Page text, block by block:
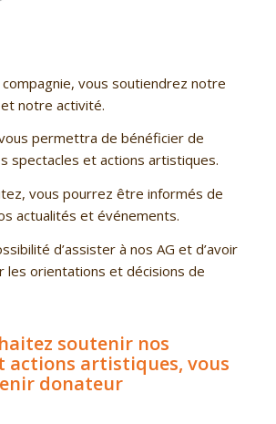
compagnie, vous soutiendrez notre
notre activité.
permettra de bénéficier de
spectacles et actions artistiques.
vous pourrez être informés de
actualités et événements.
d’assister à nos AG et d’avoir
les orientations et décisions de
soutenir nos
actions artistiques, vous
donateur